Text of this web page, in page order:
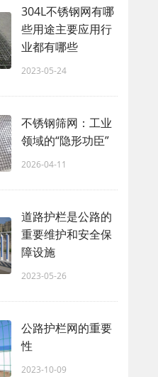
304L不锈钢网有哪
些用途主要应用行
业都有哪些
2023-05-24
不锈钢筛网：工业
领域的“隐形功臣”
2026-04-11
道路护栏是公路的
重要维护和安全保
障设施
2023-05-26
公路护栏网的重要
性
2023-10-09